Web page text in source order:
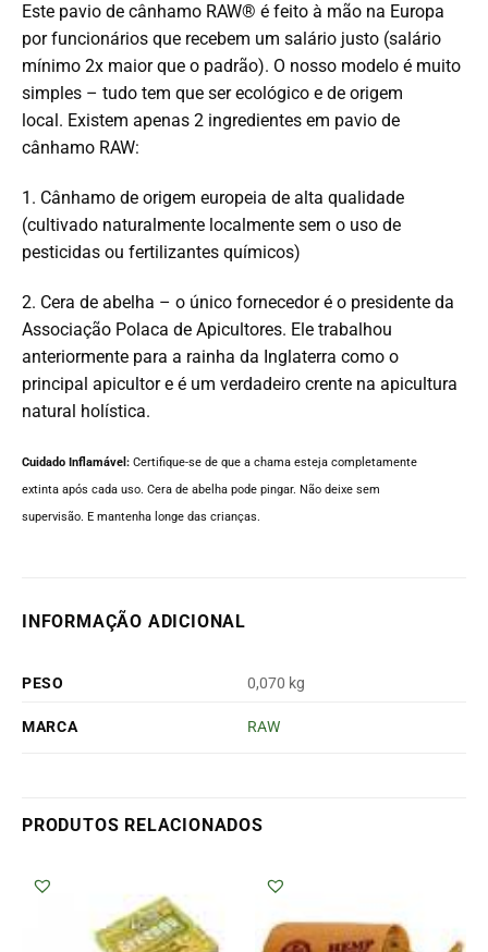
Este pavio de cânhamo RAW® é feito à mão na Europa
por funcionários que recebem um salário justo (salário
mínimo 2x maior que o padrão). O nosso modelo é muito
simples – tudo tem que ser ecológico e de origem
local. Existem apenas 2 ingredientes em pavio de
cânhamo RAW:
1. Cânhamo de origem europeia de alta qualidade
(cultivado naturalmente localmente sem o uso de
pesticidas ou fertilizantes químicos)
2. Cera de abelha – o único fornecedor é o presidente da
Associação Polaca de Apicultores. Ele trabalhou
anteriormente para a rainha da Inglaterra como o
principal apicultor e é um verdadeiro crente na apicultura
natural holística.
Cuidado Inflamável: Certifique-se de que a chama esteja completamente
extinta após cada uso. Cera de abelha pode pingar. Não deixe sem
supervisão. E mantenha longe das crianças.
INFORMAÇÃO ADICIONAL
PESO 0,070 kg
MARCA RAW
PRODUTOS RELACIONADOS